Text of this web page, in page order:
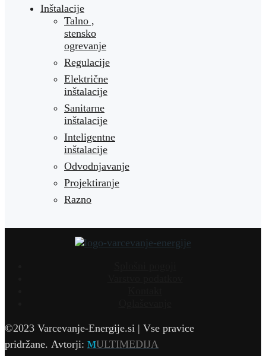
Inštalacije
Talno ,
stensko
ogrevanje
Regulacije
Električne
inštalacije
Sanitarne
inštalacije
Inteligentne
inštalacije
Odvodnjavanje
Projektiranje
Razno
©2023 Varcevanje-Energije.si | Vse pravice
pridržane. Avtorji: MULTIMEDIJA